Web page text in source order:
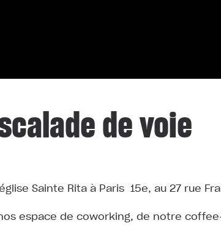
de voie
Sainte Rita à Paris 15e, au 27 rue
espace de coworking, de notre